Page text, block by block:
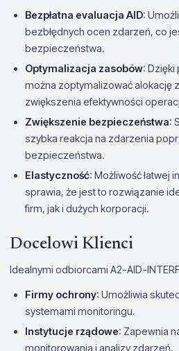
Bezpłatna evaluacja AID:
bezbłędnych ocen zdarzeń, co
bezpieczeństwa.
Optymalizacja zasobów:
można zoptymalizować alokację
zwiększenia efektywności
Zwiększenie bezpieczeństwa:
szybka reakcja na zdarzenia
bezpieczeństwa.
Elastyczność: Możliwość łatwej
sprawia, że jest to rozwiązanie
firm, jak i dużych korporacji.
Docelowi Klienci
Idealnymi odbiorcami A2-AID-
Firmy ochrony: Umożliwia
systemami monitoringu.
Instytucje rządowe: Zapewnia
monitorowania i analizy zdarzeń.